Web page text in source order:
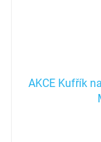
AKCE Kufřík